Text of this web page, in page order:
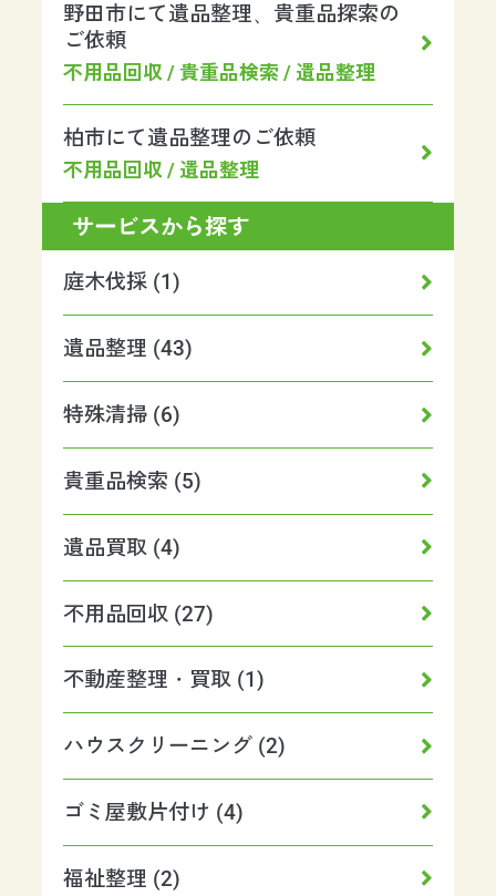
野田市にて遺品整理、貴重品探索の
ご依頼
不用品回収 / 貴重品検索 / 遺品整理
柏市にて遺品整理のご依頼
不用品回収 / 遺品整理
サービスから探す
庭木伐採 (1)
遺品整理 (43)
特殊清掃 (6)
貴重品検索 (5)
遺品買取 (4)
不用品回収 (27)
不動産整理・買取 (1)
ハウスクリーニング (2)
ゴミ屋敷片付け (4)
福祉整理 (2)